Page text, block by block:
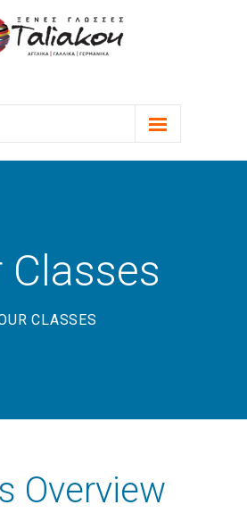
εργαλείων
καθηγητών
Classes
CLASSES
Overview